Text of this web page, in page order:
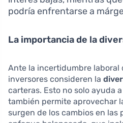
podría enfrentarse a
La importancia de la
Ante la incertidumbre laboral
inversores consideren la
carteras. Esto no solo ayuda
también permite aprovechar
surgen de los cambios en las